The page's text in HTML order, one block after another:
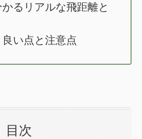
るリアルな飛距離と
い点と注意点
目次